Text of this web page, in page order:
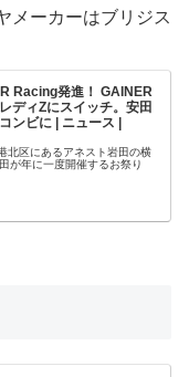
メーカーはブリジス
Racing発進！ GAINER
ディZにスイッチ。安田
ンビに | ニュース |
北区にあるアネスト岩田の横
が年に一度開催するお祭り